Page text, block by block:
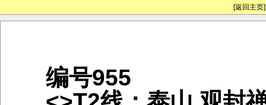
[返回主页]
编号955